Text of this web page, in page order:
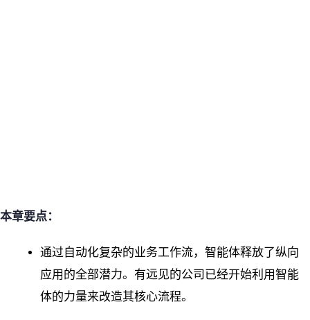
本章要点：
通过自动化复杂的业务工作流，智能体释放了纵向
应用的全部潜力。有远见的公司已经开始利用智能
体的力量来改造其核心流程。